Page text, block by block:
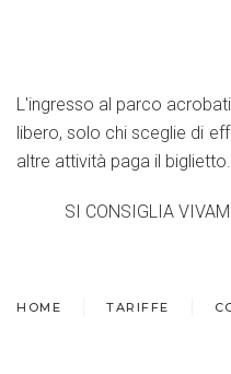
L'ingresso al parco
libero, solo chi sceglie di
altre attività paga il biglietto.
SI CONSIGLIA
HOME TARIFFE